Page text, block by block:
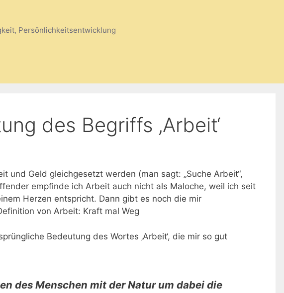
Persönlichkeitsentwicklung
des Begriffs ‚Arbeit‘
und Geld gleichgesetzt werden (man sagt: „Suche Arbeit“,
empfinde ich Arbeit auch nicht als Maloche, weil ich seit
Herzen entspricht. Dann gibt es noch die mir
von Arbeit: Kraft mal Weg
Bedeutung des Wortes ‚Arbeit‘, die mir so gut
des Menschen mit der Natur um dabei die